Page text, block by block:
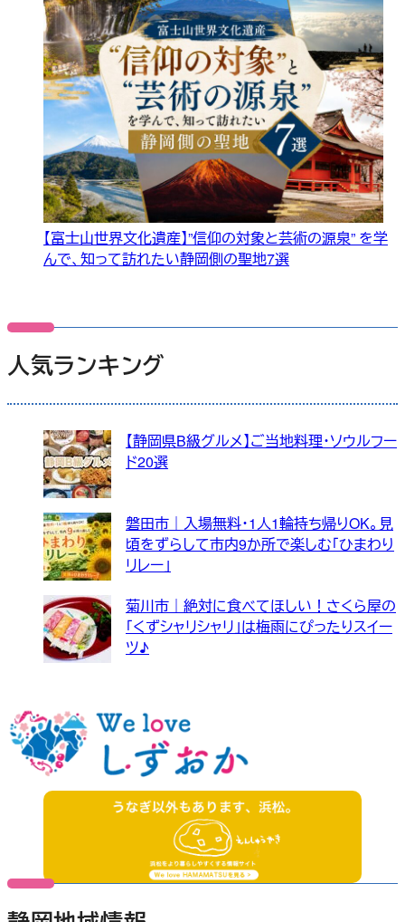
【富士山世界文化遺産】”信仰の対象と芸術の源泉” を学
んで、知って訪れたい静岡側の聖地7選
人気ランキング
【静岡県B級グルメ】ご当地料理・ソウルフー
ド20選
磐田市｜入場無料・1人1輪持ち帰りOK。見
頃をずらして市内9か所で楽しむ「ひまわり
リレー」
菊川市｜絶対に食べてほしい！さくら屋の
「くずシャリシャリ」は梅雨にぴったりスイー
ツ♪